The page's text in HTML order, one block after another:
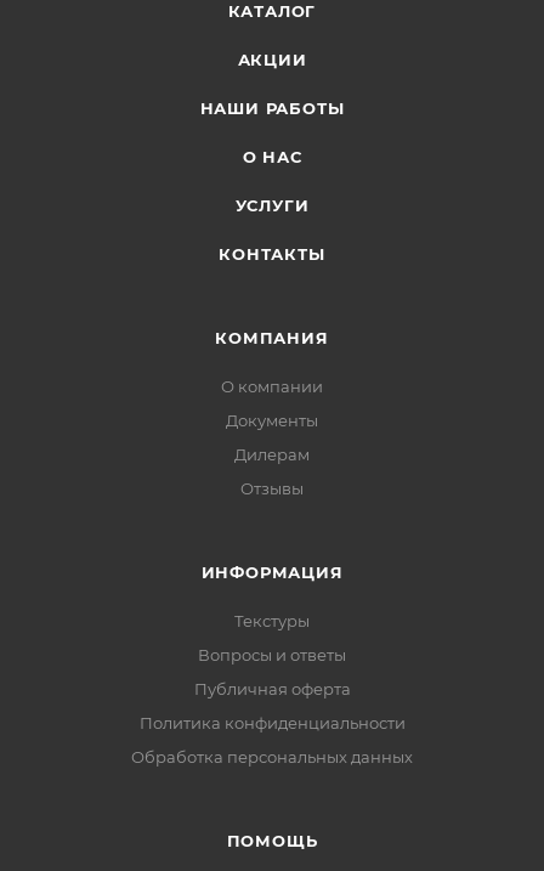
КАТАЛОГ
АКЦИИ
НАШИ РАБОТЫ
О НАС
УСЛУГИ
КОНТАКТЫ
КОМПАНИЯ
О компании
Документы
Дилерам
Отзывы
ИНФОРМАЦИЯ
Текстуры
Вопросы и ответы
Публичная оферта
Политика конфиденциальности
Обработка персональных данных
ПОМОЩЬ